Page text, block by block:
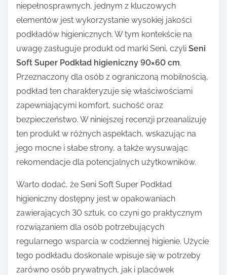
niepełnosprawnych, jednym z kluczowych
elementów jest wykorzystanie wysokiej jakości
podkładów higienicznych. W tym kontekście na
uwagę zasługuje produkt od marki Seni, czyli Seni
Soft Super Podkład higieniczny 90×60 cm.
Przeznaczony dla osób z ograniczoną mobilnością,
podkład ten charakteryzuje się właściwościami
zapewniającymi komfort, suchość oraz
bezpieczeństwo. W niniejszej recenzji przeanalizuję
ten produkt w różnych aspektach, wskazując na
jego mocne i słabe strony, a także wysuwając
rekomendacje dla potencjalnych użytkowników.
Warto dodać, że Seni Soft Super Podkład
higieniczny dostępny jest w opakowaniach
zawierających 30 sztuk, co czyni go praktycznym
rozwiązaniem dla osób potrzebujących
regularnego wsparcia w codziennej higienie. Użycie
tego podkładu doskonale wpisuje się w potrzeby
zarówno osób prywatnych, jak i placówek